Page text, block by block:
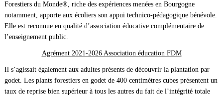
Forestiers du Monde®, riche des expériences menées en Bourgogne
notamment, apporte aux écoliers son appui technico-pédagogique bénévole.
Elle est reconnue en qualité d’association éducative complémentaire de
l’enseignement public.
Agrément 2021-2026 Association éducation FDM
Il s’agissait également aux adultes présents de découvrir la plantation par
godet. Les plants forestiers en godet de 400 centimètres cubes présentent un
taux de reprise bien supérieur à tous les autres du fait de l’intégrité totale